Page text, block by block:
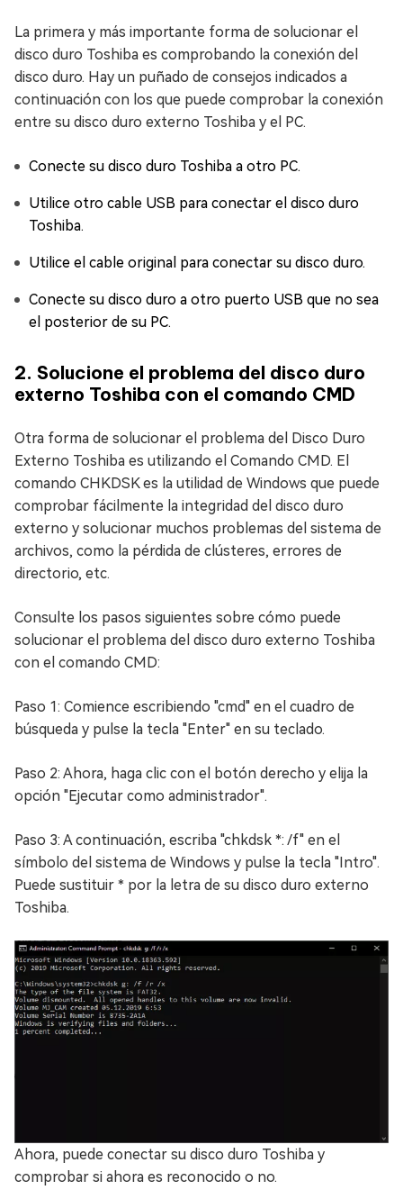
La primera y más importante forma de solucionar el
disco duro Toshiba es comprobando la conexión del
disco duro. Hay un puñado de consejos indicados a
continuación con los que puede comprobar la conexión
entre su disco duro externo Toshiba y el PC.
Conecte su disco duro Toshiba a otro PC.
Utilice otro cable USB para conectar el disco duro
Toshiba.
Utilice el cable original para conectar su disco duro.
Conecte su disco duro a otro puerto USB que no sea
el posterior de su PC.
2. Solucione el problema del disco duro
externo Toshiba con el comando CMD
Otra forma de solucionar el problema del Disco Duro
Externo Toshiba es utilizando el Comando CMD. El
comando CHKDSK es la utilidad de Windows que puede
comprobar fácilmente la integridad del disco duro
externo y solucionar muchos problemas del sistema de
archivos, como la pérdida de clústeres, errores de
directorio, etc.
Consulte los pasos siguientes sobre cómo puede
solucionar el problema del disco duro externo Toshiba
con el comando CMD:
Paso 1: Comience escribiendo "cmd" en el cuadro de
búsqueda y pulse la tecla "Enter" en su teclado.
Paso 2: Ahora, haga clic con el botón derecho y elija la
opción "Ejecutar como administrador".
Paso 3: A continuación, escriba "chkdsk *: /f" en el
símbolo del sistema de Windows y pulse la tecla "Intro".
Puede sustituir * por la letra de su disco duro externo
Toshiba.
Ahora, puede conectar su disco duro Toshiba y
comprobar si ahora es reconocido o no.